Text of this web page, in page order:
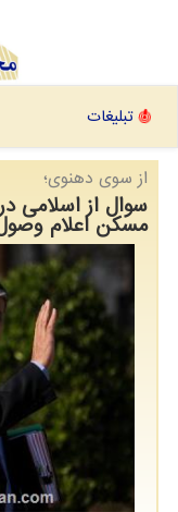
تبلیغات
از سوی دهنوی؛
سوال از اسلامی
مسكن اعلام